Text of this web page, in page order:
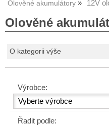
Olověné akumulátory
12V
Olověné
O kategorii výše
Výrobce:
Řadit podle: